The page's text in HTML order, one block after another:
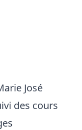
José
des cours